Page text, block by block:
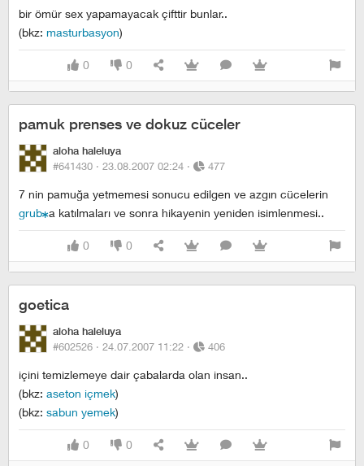
bir ömür sex yapamayacak çifttir bunlar..
(bkz: masturbasyon)
0 0
pamuk prenses ve dokuz cüceler
aloha haleluya
#641430 · 23.08.2007 02:24 · 477
7 nin pamuğa yetmemesi sonucu edilgen ve azgın cücelerin
grub a katılmaları ve sonra hikayenin yeniden isimlenmesi..
0 0
goetica
aloha haleluya
#602526 · 24.07.2007 11:22 · 406
içini temizlemeye dair çabalarda olan insan..
(bkz: aseton içmek)
(bkz: sabun yemek)
0 0